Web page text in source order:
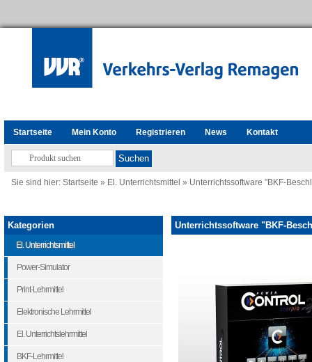
Startseite Mein Konto Registrieren News Kontakt
Sie sind hier: Startseite » El. Unterrichtsmittel » Unterrichtssoftware "BKF-
Unterrichtssoftware "BKF-
Kategorien
El. Unterrichtsmittel
Power-Simulator
Print-Lehrmittel
Elektronische Lehrmittel
El. Unterrichtslehrmittel
BKF-Lehrmittel